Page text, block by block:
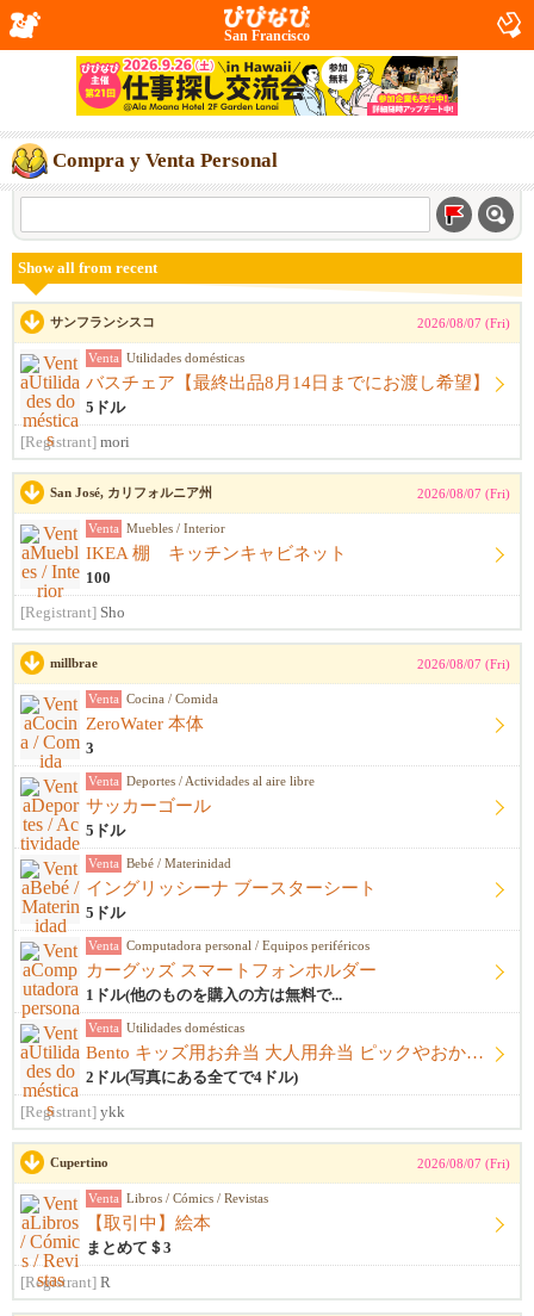
San Francisco
Compra y Venta Personal
Show all from recent
サンフランシスコ 2026/08/07 (Fri)
Venta Utilidades domésticas
バスチェア【最終出品8月14日までにお渡し希望】
5ドル
[Registrant] mori
San José, カリフォルニア州 2026/08/07 (Fri)
Venta Muebles / Interior
IKEA 棚 キッチンキャビネット
100
[Registrant] Sho
millbrae 2026/08/07 (Fri)
Venta Cocina / Comida
ZeroWater 本体
3
Venta Deportes / Actividades al aire libre
サッカーゴール
5ドル
Venta Bebé / Materinidad
イングリッシーナ ブースターシート
5ドル
Venta Computadora personal / Equipos periféricos
カーグッズ スマートフォンホルダー
1ドル(他のものを購入の方は無料で...
Venta Utilidades domésticas
Bento キッズ用お弁当 大人用弁当 ピックやおかずカップ他
2ドル(写真にある全てで4ドル)
[Registrant] ykk
Cupertino 2026/08/07 (Fri)
Venta Libros / Cómics / Revistas
【取引中】絵本
まとめて＄3
[Registrant] R